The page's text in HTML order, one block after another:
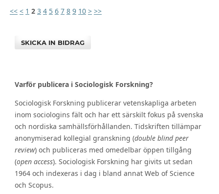
<< < 1 2 3 4 5 6 7 8 9 10 > >>
SKICKA IN BIDRAG
Varför publicera i Sociologisk Forskning?
Sociologisk Forskning publicerar vetenskapliga arbeten
inom sociologins fält och har ett särskilt fokus på svenska
och nordiska samhällsförhållanden. Tidskriften tillämpar
anonymiserad kollegial granskning (double blind peer
review) och publiceras med omedelbar öppen tillgång
(open access). Sociologisk Forskning har givits ut sedan
1964 och indexeras i dag i bland annat Web of Science
och Scopus.